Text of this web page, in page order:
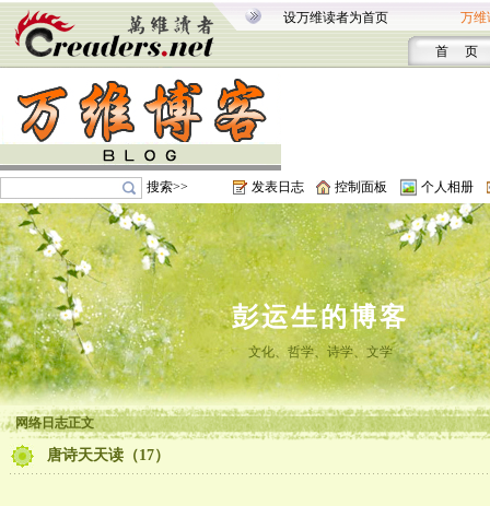
设万维读者为首页 万维
首 页
搜索>> 发表日志 控制面板 个人相册
彭运生的博客
文化、哲学、诗学、文学
网络日志正文
唐诗天天读（17）